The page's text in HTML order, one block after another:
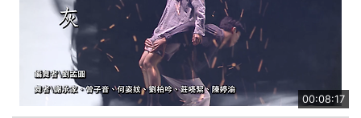
00:08:17